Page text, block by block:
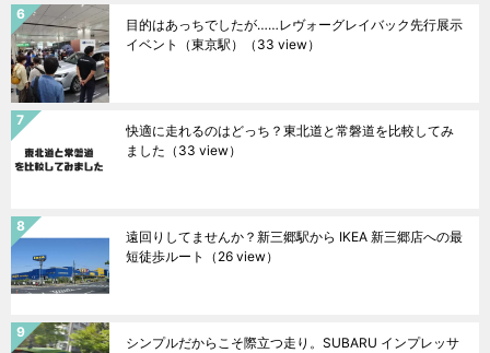
目的はあっちでしたが……レヴォーグレイバック先行展示
イベント（東京駅）
（33 view）
快適に走れるのはどっち？東北道と常磐道を比較してみ
ました （33 view）
遠回りしてませんか？新三郷駅から IKEA 新三郷店への最
短徒歩ルート
（26 view）
シンプルだからこそ際立つ走り。SUBARU インプレッサ